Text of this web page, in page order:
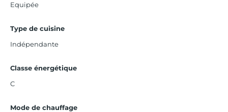
Equipée
Type de cuisine
Indépendante
Classe énergétique
C
Mode de chauffage